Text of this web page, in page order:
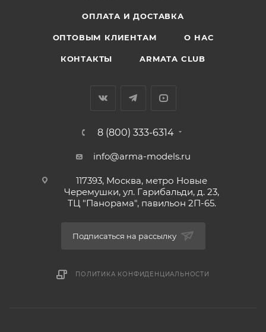
ОПЛАТА И ДОСТАВКА
ОПТОВЫМ КЛИЕНТАМ О НАС
КОНТАКТЫ ARMATA CLUB
8 (800) 333-6314
info@arma-models.ru
117393, Москва, метро Новые
Черемушки, ул. Гарибальди, д. 23,
ТЦ "Панорама", павильон 2П-65.
Подписаться на рассылку
ПОЛИТИКА КОНФИДЕНЦИАЛЬНОСТИ